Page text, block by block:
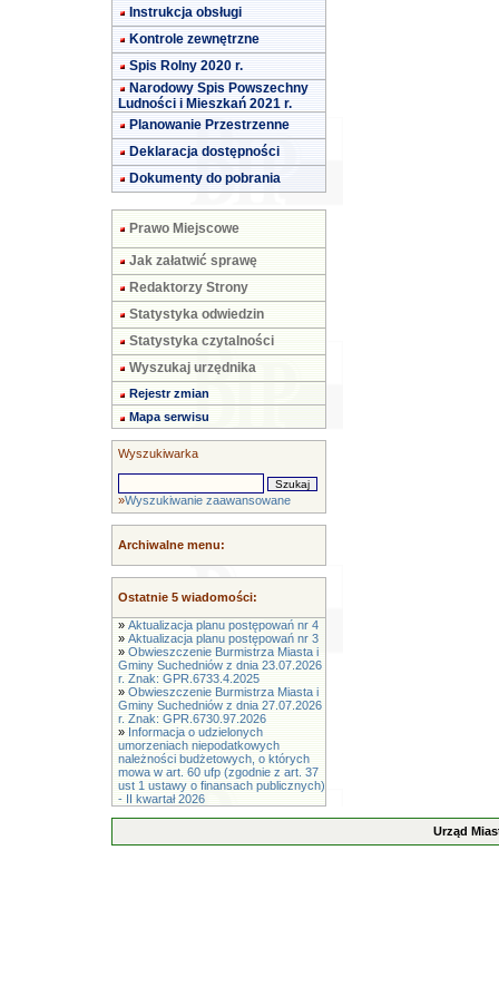
Instrukcja obsługi
Kontrole zewnętrzne
Spis Rolny 2020 r.
Narodowy Spis Powszechny
Ludności i Mieszkań 2021 r.
Planowanie Przestrzenne
Deklaracja dostępności
Dokumenty do pobrania
Prawo Miejscowe
Jak załatwić sprawę
Redaktorzy Strony
Statystyka odwiedzin
Statystyka czytalności
Wyszukaj urzędnika
Rejestr zmian
Mapa serwisu
Wyszukiwarka
»Wyszukiwanie zaawansowane
Archiwalne menu:
Ostatnie 5 wiadomości:
» Aktualizacja planu postępowań nr 4
» Aktualizacja planu postępowań nr 3
» Obwieszczenie Burmistrza Miasta i
Gminy Suchedniów z dnia 23.07.2026
r. Znak: GPR.6733.4.2025
» Obwieszczenie Burmistrza Miasta i
Gminy Suchedniów z dnia 27.07.2026
r. Znak: GPR.6730.97.2026
» Informacja o udzielonych
umorzeniach niepodatkowych
należności budżetowych, o których
mowa w art. 60 ufp (zgodnie z art. 37
ust 1 ustawy o finansach publicznych)
- II kwartał 2026
Urząd